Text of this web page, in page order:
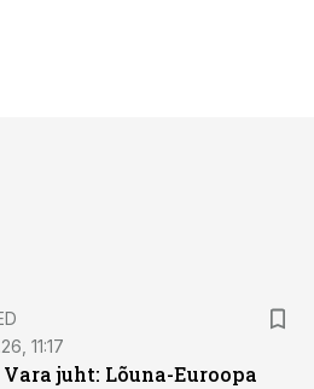
11:17
juht: Lõuna-Euroopa